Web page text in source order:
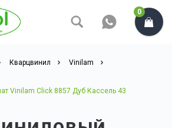
0
Кварцвинил
Vinilam
Vinilam Click 8857 Дуб Кассель 43